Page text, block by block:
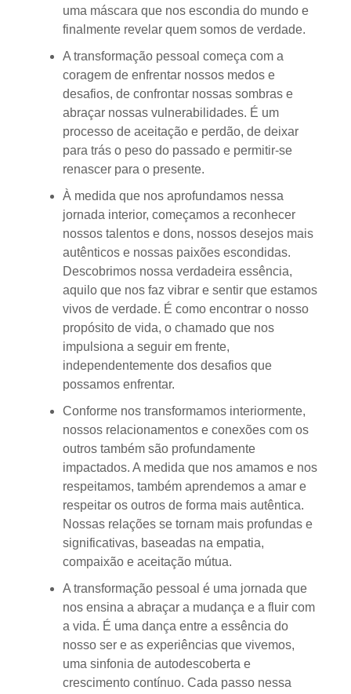
uma máscara que nos escondia do mundo e
finalmente revelar quem somos de verdade.
A transformação pessoal começa com a
coragem de enfrentar nossos medos e
desafios, de confrontar nossas sombras e
abraçar nossas vulnerabilidades. É um
processo de aceitação e perdão, de deixar
para trás o peso do passado e permitir-se
renascer para o presente.
À medida que nos aprofundamos nessa
jornada interior, começamos a reconhecer
nossos talentos e dons, nossos desejos mais
autênticos e nossas paixões escondidas.
Descobrimos nossa verdadeira essência,
aquilo que nos faz vibrar e sentir que estamos
vivos de verdade. É como encontrar o nosso
propósito de vida, o chamado que nos
impulsiona a seguir em frente,
independentemente dos desafios que
possamos enfrentar.
Conforme nos transformamos interiormente,
nossos relacionamentos e conexões com os
outros também são profundamente
impactados. A medida que nos amamos e nos
respeitamos, também aprendemos a amar e
respeitar os outros de forma mais autêntica.
Nossas relações se tornam mais profundas e
significativas, baseadas na empatia,
compaixão e aceitação mútua.
A transformação pessoal é uma jornada que
nos ensina a abraçar a mudança e a fluir com
a vida. É uma dança entre a essência do
nosso ser e as experiências que vivemos,
uma sinfonia de autodescoberta e
crescimento contínuo. Cada passo nessa